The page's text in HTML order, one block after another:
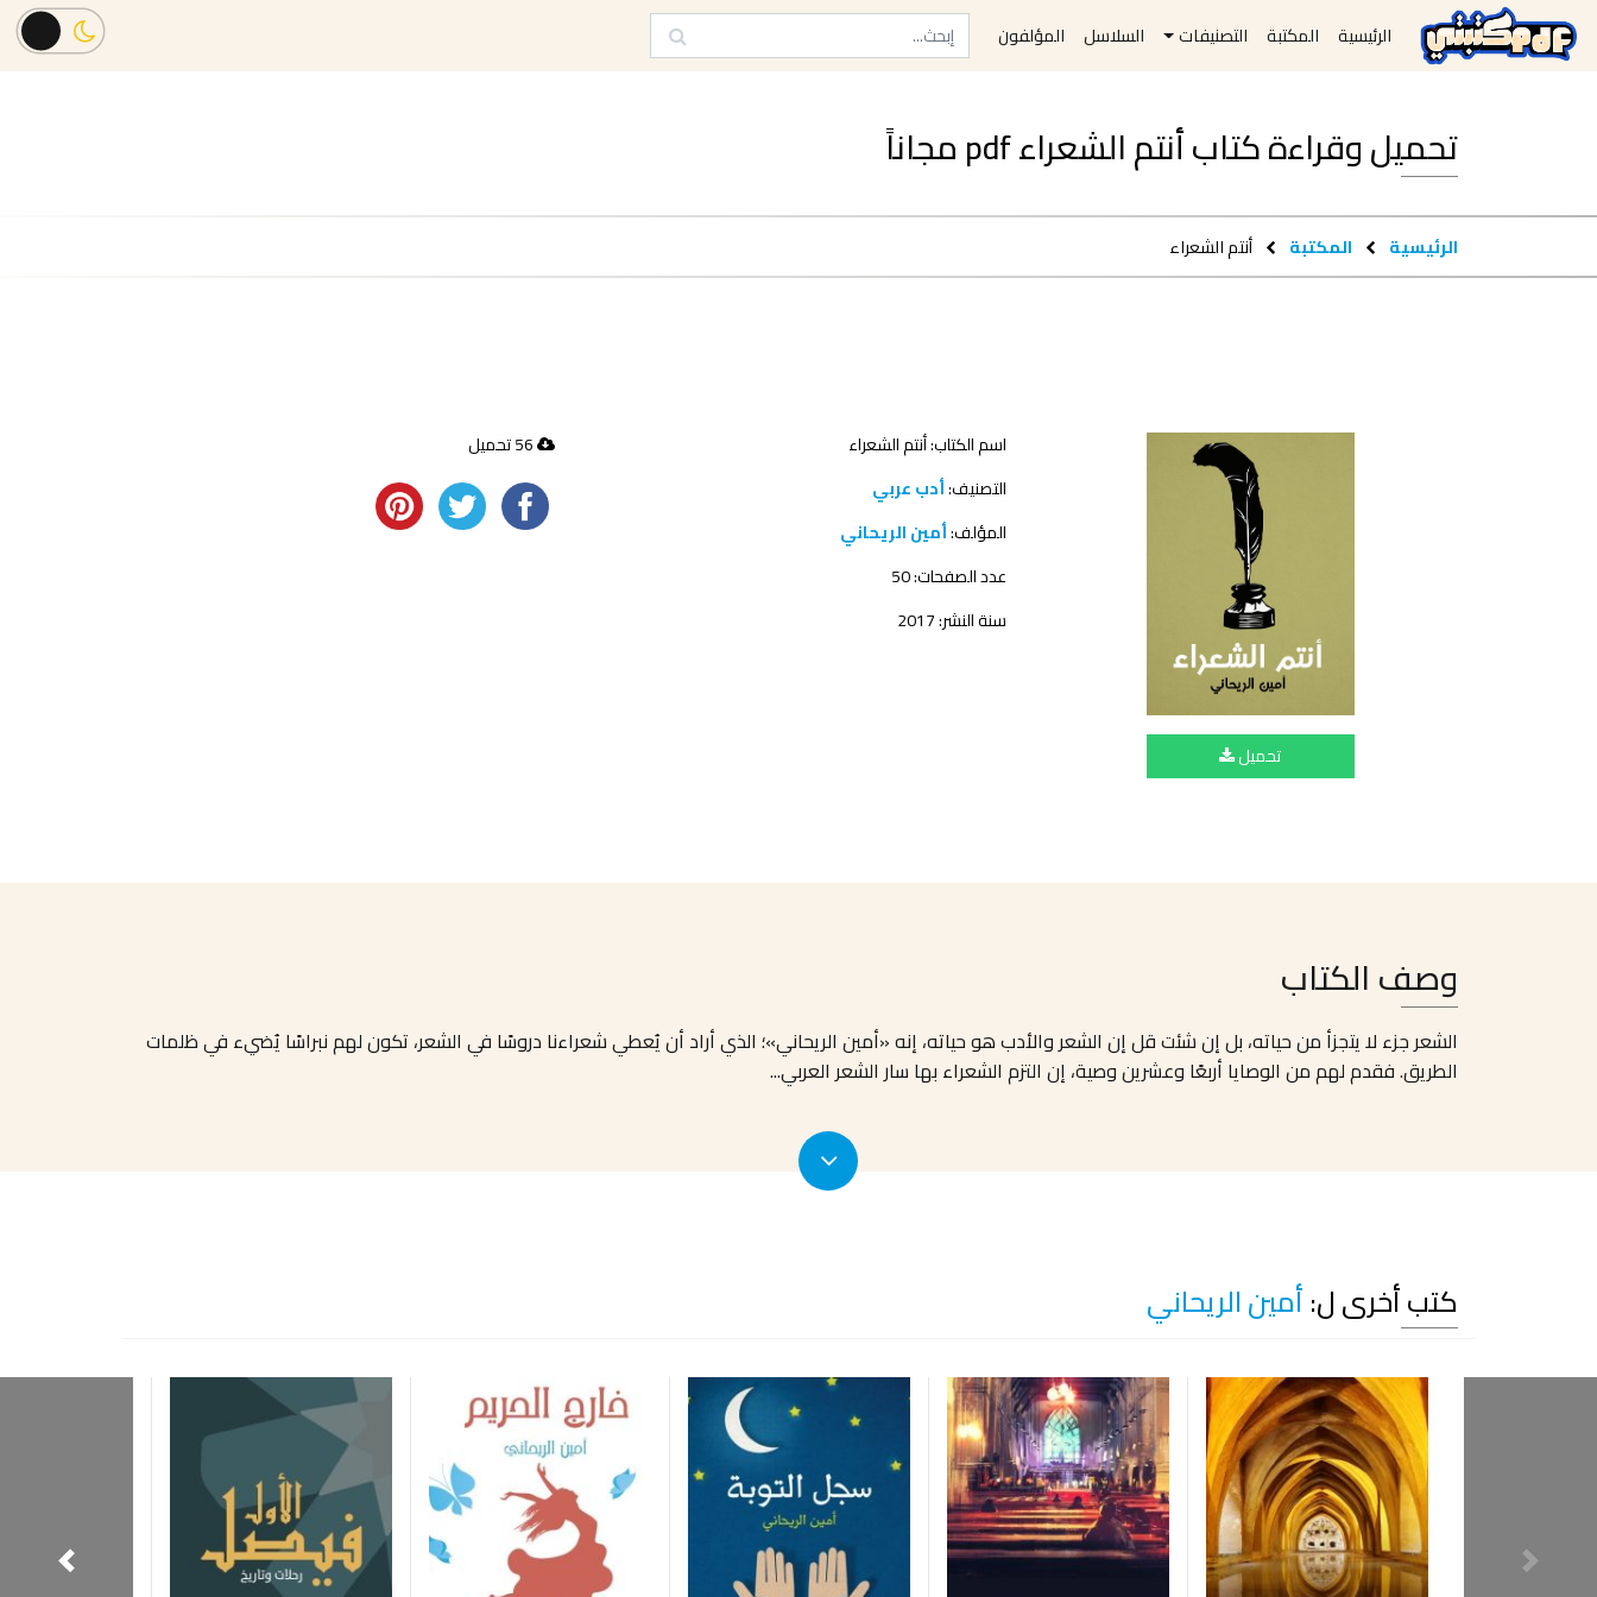
الرئيسية المكتبة التصنيفات السلاسل المؤلفون
تحميل وقراءة كتاب أنتم الشعراء pdf مجاناً
الرئيسية المكتبة أنتم الشعراء
تحميل
اسم الكتاب: أنتم الشعراء
التصنيف:أدب عربي
المؤلف:أمين الريحاني
عدد الصفحات: 50
سنة النشر: 2017
وصف الكتاب
الشعر جزء لا يتجزأ من حياته، بل إن شئت قل إن الشعر والأدب هو حياته، إنه «أمين الريحاني»؛ الذي أراد أن يُعطي شعراءنا دروسًا في الشعر، تكون لهم نبراسًا يُضيء في ظلمات
الطريق. فقدم لهم من الوصايا أربعًا وعشرين وصية، إن التزم الشعراء بها سار الشعر العربي...
كتب أخرى ل:أمين الريحاني